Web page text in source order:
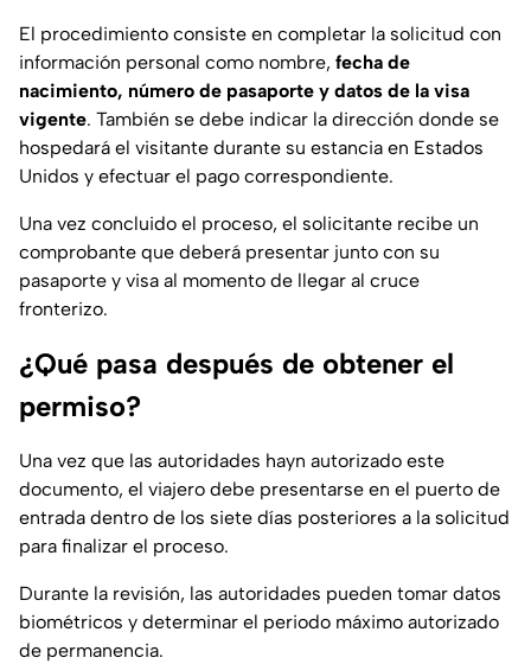
El procedimiento consiste en completar la solicitud con
información personal como nombre, fecha de
nacimiento, número de pasaporte y datos de la visa
vigente. También se debe indicar la dirección donde se
hospedará el visitante durante su estancia en Estados
Unidos y efectuar el pago correspondiente.
Una vez concluido el proceso, el solicitante recibe un
comprobante que deberá presentar junto con su
pasaporte y visa al momento de llegar al cruce
fronterizo.
¿Qué pasa después de obtener el
permiso?
Una vez que las autoridades hayn autorizado este
documento, el viajero debe presentarse en el puerto de
entrada dentro de los siete días posteriores a la solicitud
para finalizar el proceso.
Durante la revisión, las autoridades pueden tomar datos
biométricos y determinar el periodo máximo autorizado
de permanencia.